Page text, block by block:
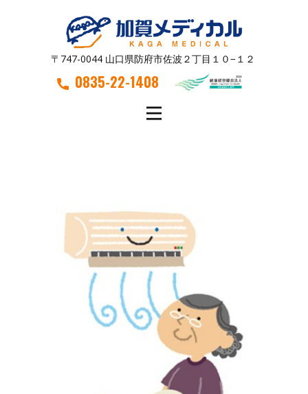
〒747-0044 山口県防府市佐波２丁目１０−１２
0835-22-1408